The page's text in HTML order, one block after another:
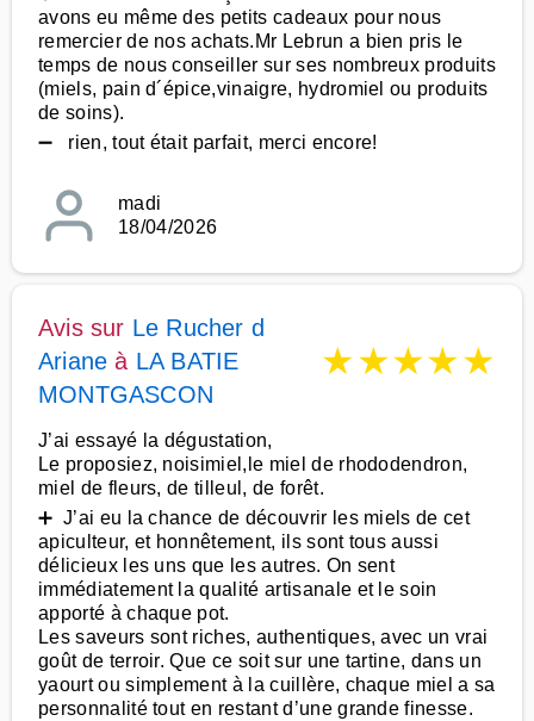
avons eu même des petits cadeaux pour nous
remercier de nos achats.Mr Lebrun a bien pris le
temps de nous conseiller sur ses nombreux produits
(miels, pain d´épice,vinaigre, hydromiel ou produits
de soins).
➖ rien, tout était parfait, merci encore!
madi
18/04/2026
Avis sur Le Rucher d
Ariane à LA BATIE
MONTGASCON
★★★★★
J’ai essayé la dégustation,
Le proposiez, noisimiel,le miel de rhododendron,
miel de fleurs, de tilleul, de forêt.
➕ J’ai eu la chance de découvrir les miels de cet
apiculteur, et honnêtement, ils sont tous aussi
délicieux les uns que les autres. On sent
immédiatement la qualité artisanale et le soin
apporté à chaque pot.
Les saveurs sont riches, authentiques, avec un vrai
goût de terroir. Que ce soit sur une tartine, dans un
yaourt ou simplement à la cuillère, chaque miel a sa
personnalité tout en restant d’une grande finesse.